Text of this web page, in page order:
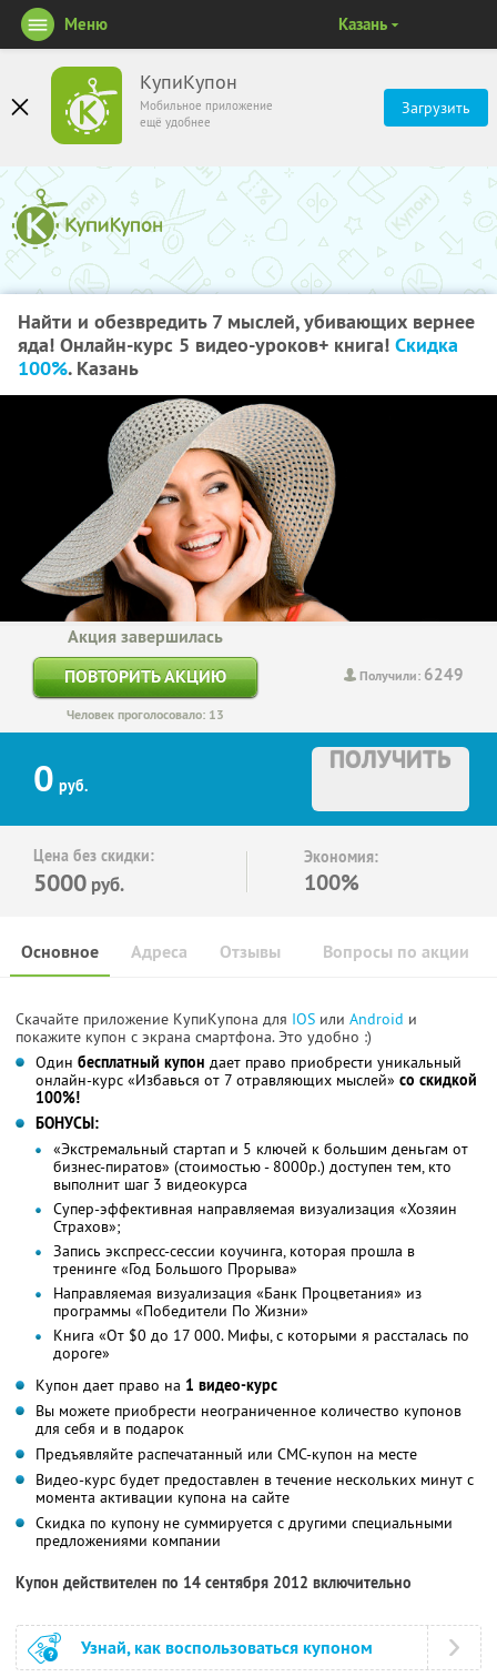
КупиКупон
Мобильное приложение
ещё удобнее
Загрузить
Меню Казань
Найти и обезвредить 7 мыслей, убивающих вернее
яда! Онлайн-курс 5 видео-уроков+ книга! Скидка
100%. Казань
Получили: 6249
Акция завершилась
ПОВТОРИТЬ АКЦИЮ
Человек проголосовало: 13
0 руб.
ПОЛУЧИТЬ
Цена без скидки:
5000 руб.
Экономия:
100%
Основное Отзывы Вопросы по акции
Адреса
Скачайте приложение КупиКупона для IOS или Android и
покажите купон с экрана смартфона. Это удобно :)
Один бесплатный купон дает право приобрести уникальный
онлайн-курс «Избавься от 7 отравляющих мыслей» со скидкой
100%!
БОНУСЫ:
«Экстремальный стартап и 5 ключей к большим деньгам от
бизнес-пиратов» (стоимостью - 8000р.) доступен тем, кто
выполнит шаг 3 видеокурса
Супер-эффективная направляемая визуализация «Хозяин
Страхов»;
Запись экспресс-сессии коучинга, которая прошла в
тренинге «Год Большого Прорыва»
Направляемая визуализация «Банк Процветания» из
программы «Победители По Жизни»
Книга «От $0 до 17 000. Мифы, с которыми я рассталась по
дороге»
Купон дает право на 1 видео-курс
Вы можете приобрести неограниченное количество купонов
для себя и в подарок
Предъявляйте распечатанный или СМС-купон на месте
Видео-курс будет предоставлен в течение нескольких минут с
момента активации купона на сайте
Скидка по купону не суммируется с другими специальными
предложениями компании
Купон действителен по 14 сентября 2012 включительно
Узнай, как воспользоваться купоном